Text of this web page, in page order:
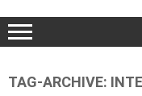
TAG-ARCHIVE: